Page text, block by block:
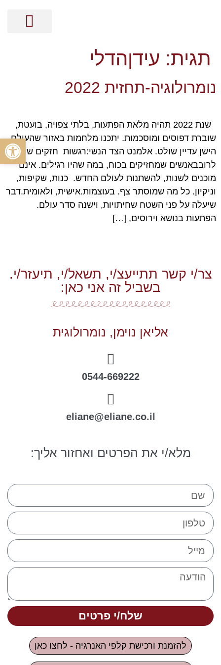
תגית: עידןהדלי
נומרולוגיה-תחזית 2022
שנת 2022 תהיה מלאת הפתעות, בלתי צפויה, בועטת,
שוברת דפוסים ומוסכמות. יתכנו מלחמות באזור שהעולם
הישן עדיין שולט. אלמנט הצד הנשי:רגשות חזקים שולטים
לרובבאנשים שמחזיקים בכוח, במה שהיו רגילים. אינם
מוכנים לשנות, להשתנות לעולם החדש. כנות, שקיפות,
וניקיון. כל מה שמוסתר צף. בעוצמות.אישית, ולאומית.דבר
שיעלה על פני השטח שחיתויות, וישנה סדר עולם.
הפתעות בנושא וירוסים, […]
צר/י קשר תתייעצ/י, תשאל/י, תיעזר/י.
בשביל זה אני כאן:
אליאן נוימן, נומרולוגית
0544-669222
eliane@eliane.co.il
מלא/י את הפרטים ואחזור אליך:
שלח/י פרטים
להזמנת ורכישת קלפי האנרגיה - לחצו כאן
פתח